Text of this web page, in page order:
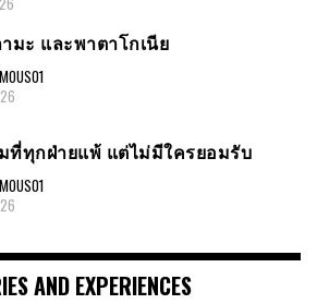
มะ และพาตาโกเนีย
ที่ทุกฝ่ายแพ้ แต่ไม่มีใครยอมรับ
AND EXPERIENCES